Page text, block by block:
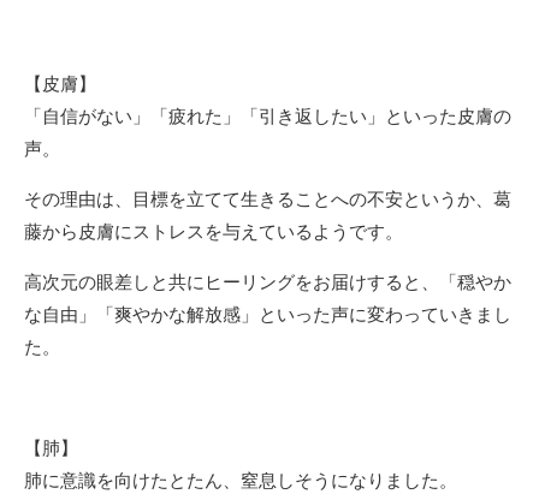
【皮膚】
「自信がない」「疲れた」「引き返したい」といった皮膚の
声。
その理由は、目標を立てて生きることへの不安というか、葛
藤から皮膚にストレスを与えているようです。
高次元の眼差しと共にヒーリングをお届けすると、「穏やか
な自由」「爽やかな解放感」といった声に変わっていきまし
た。
【肺】
肺に意識を向けたとたん、窒息しそうになりました。